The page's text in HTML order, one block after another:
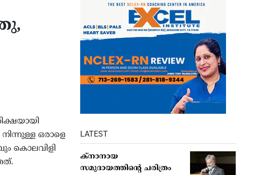
ഒരാളെ
കൊലവിളി
LATEST
ക്നാനായ
സമുദായത്തിന്റെ ചരിത്രം